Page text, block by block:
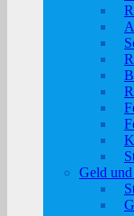
Geld und